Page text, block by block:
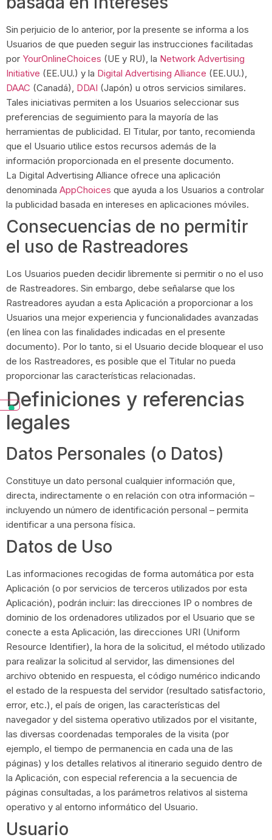
Sin perjuicio de lo anterior, por la presente se informa a los
Usuarios de que pueden seguir las instrucciones facilitadas
por YourOnlineChoices (UE y RU), la Network Advertising
Initiative (EE.UU.) y la Digital Advertising Alliance (EE.UU.),
DAAC (Canadá), DDAI (Japón) u otros servicios similares.
Tales iniciativas permiten a los Usuarios seleccionar sus
preferencias de seguimiento para la mayoría de las
herramientas de publicidad. El Titular, por tanto, recomienda
que el Usuario utilice estos recursos además de la
información proporcionada en el presente documento.
La Digital Advertising Alliance ofrece una aplicación
denominada AppChoices que ayuda a los Usuarios a controlar
la publicidad basada en intereses en aplicaciones móviles.
Consecuencias de no permitir
el uso de Rastreadores
Los Usuarios pueden decidir libremente si permitir o no el uso
de Rastreadores. Sin embargo, debe señalarse que los
Rastreadores ayudan a esta Aplicación a proporcionar a los
Usuarios una mejor experiencia y funcionalidades avanzadas
(en línea con las finalidades indicadas en el presente
documento). Por lo tanto, si el Usuario decide bloquear el uso
de los Rastreadores, es posible que el Titular no pueda
proporcionar las características relacionadas.
Definiciones y referencias
legales
Datos Personales (o Datos)
Constituye un dato personal cualquier información que,
directa, indirectamente o en relación con otra información –
incluyendo un número de identificación personal – permita
identificar a una persona física.
Datos de Uso
Las informaciones recogidas de forma automática por esta
Aplicación (o por servicios de terceros utilizados por esta
Aplicación), podrán incluir: las direcciones IP o nombres de
dominio de los ordenadores utilizados por el Usuario que se
conecte a esta Aplicación, las direcciones URI (Uniform
Resource Identifier), la hora de la solicitud, el método utilizado
para realizar la solicitud al servidor, las dimensiones del
archivo obtenido en respuesta, el código numérico indicando
el estado de la respuesta del servidor (resultado satisfactorio,
error, etc.), el país de origen, las características del
navegador y del sistema operativo utilizados por el visitante,
las diversas coordenadas temporales de la visita (por
ejemplo, el tiempo de permanencia en cada una de las
páginas) y los detalles relativos al itinerario seguido dentro de
la Aplicación, con especial referencia a la secuencia de
páginas consultadas, a los parámetros relativos al sistema
operativo y al entorno informático del Usuario.
Usuario